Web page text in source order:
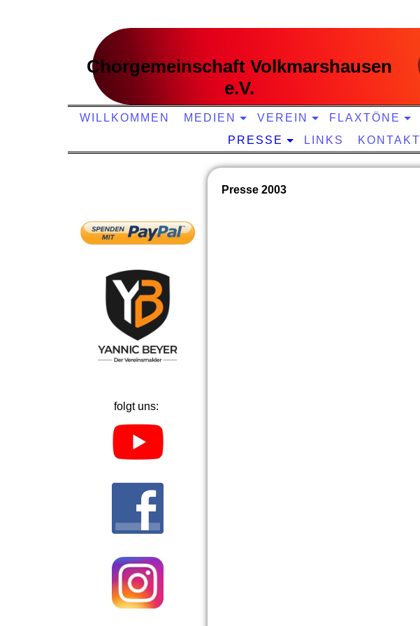
Chorgemeinschaft Volkmarshausen
e.V.
WILLKOMMEN MEDIEN VEREIN FLAXTÖNE
PRESSE
LINKS KONTAKT
Presse 2003
folgt uns: